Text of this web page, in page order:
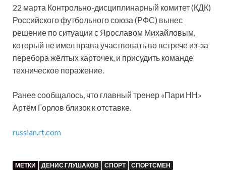
22 марта Контрольно-дисциплинарный комитет (КДК)
Российского футбольного союза (РФС) вынес
решение по ситуации с Ярославом Михайловым,
который не имел права участвовать во встрече из-за
перебора жёлтых карточек, и присудить команде
техническое поражение.
Ранее сообщалось, что главный тренер «Пари НН»
Артём Горлов близок к отставке.
russian.rt.com
МЕТКИ ДЕНИС ГЛУШАКОВ СПОРТ
СПОРТСМЕН